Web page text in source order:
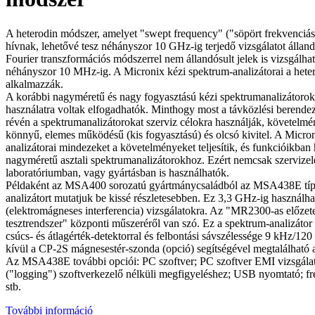
A heterodin módszer, amelyet "swept frequency" ("söpört
hívnak, lehetővé tesz néhányszor 10 GHz-ig terjedő vizsgálatot
Fourier transzformációs módszerrel nem állandósult jelek is
néhányszor 10 MHz-ig. A Micronix kézi spektrum-analizátorai a
alkalmazzák.
A korábbi nagyméretű és nagy fogyasztású kézi
használatra voltak elfogadhatók. Minthogy most a távközlési
révén a spektrumanalizátorokat szerviz célokra használják,
könnyű, elemes működésű (kis fogyasztású) és olcsó kivitel. A
analizátorai mindezeket a követelményeket teljesítik, és funkcióikban
nagyméretű asztali spektrumanalizátorokhoz. Ezért nemcsak
laboratóriumban, vagy gyártásban is használhatók.
Példaként az MSA400 sorozatú gyártmánycsaládból az MSA438E
analizátort mutatjuk be kissé részletesebben. Ez 3,3 GHz-ig
(elektromágneses interferencia) vizsgálatokra. Az "MR2300-as
tesztrendszer" központi műszeréről van szó. Ez a spektrum-
csúcs- és átlagérték-detektorral és felbontási sávszélessége 9 kHz/
kívül a CP-2S mágnesestér-szonda (opció) segítségével megtalálható
Az MSA438E további opciói: PC szoftver; PC szoftver EMI
("logging") szoftverkezelő nélküli megfigyeléshez; USB nyomtató;
stb.
További információ